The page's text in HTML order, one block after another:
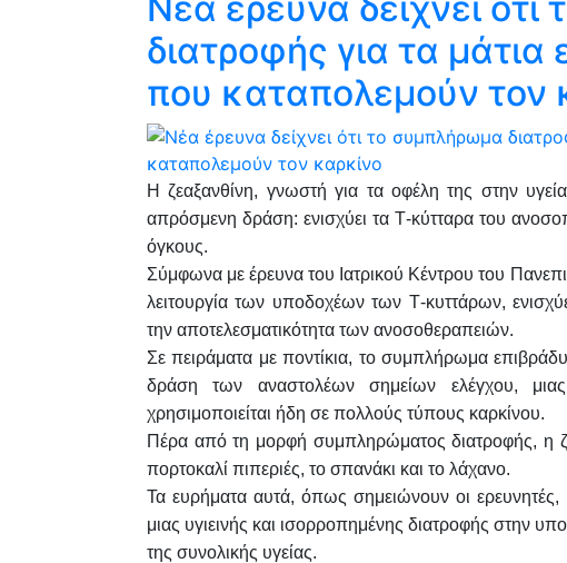
διατροφής για τα μάτια
που καταπολεμούν τον
Η ζεαξανθίνη, γνωστή για τα οφέλη της στην
απρόσμενη δράση: ενισχύει τα Τ-κύτταρα του
όγκους.
Σύμφωνα με έρευνα του Ιατρικού Κέντρου του
λειτουργία των υποδοχέων των Τ-κυττάρων,
την αποτελεσματικότητα των ανοσοθεραπειών.
Σε πειράματα με ποντίκια, το συμπλήρωμα
δράση των αναστολέων σημείων ελέγχου,
χρησιμοποιείται ήδη σε πολλούς τύπους καρκίνου.
Πέρα από τη μορφή συμπληρώματος διατροφής, η
πορτοκαλί πιπεριές, το σπανάκι και το λάχανο.
Τα ευρήματα αυτά, όπως σημειώνουν οι
μιας υγιεινής και ισορροπημένης διατροφής στην
της συνολικής υγείας.